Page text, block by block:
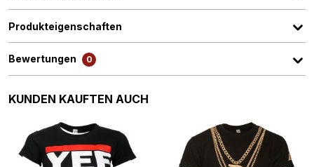
Produkteigenschaften
Bewertungen 0
Produktgalerie überspringen
KUNDEN KAUFTEN AUCH